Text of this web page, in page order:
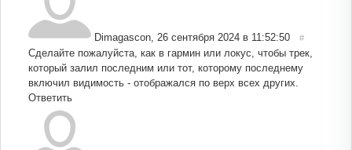
Dimagascon 26 сентября 2024 в 11:52:50 #
Сделайте пожалуйста, как в гармин или локус, чтобы трек,
который залил последним или тот, которому последнему
включил видимость - отображался по верх всех других.
Ответить